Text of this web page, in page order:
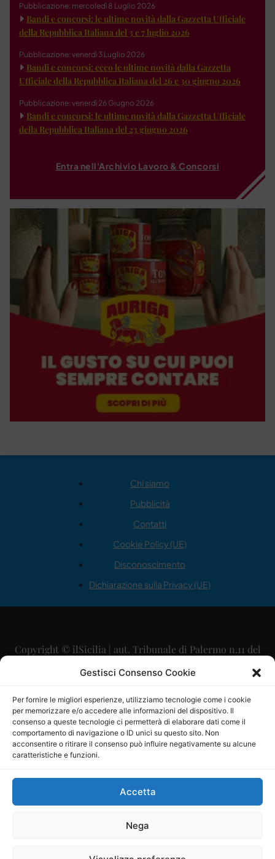
Gestisci Consenso Cookie
Per fornire le migliori esperienze, utilizziamo tecnologie come i cookie
per memorizzare e/o accedere alle informazioni del dispositivo. Il
consenso a queste tecnologie ci permetterà di elaborare dati come il
comportamento di navigazione o ID unici su questo sito. Non
acconsentire o ritirare il consenso può influire negativamente su alcune
caratteristiche e funzioni.
Accetta
Nega
Pubblicazione: mercoledì 8 Luglio 2026
Bandi e concorsi: le ultime novità dalla Gazzetta Ufficiale
della Repubblica Italiana del 3 e 7 luglio 2026
Pubblicazione: venerdì 3 Luglio 2026
Bandi e concorsi: ecco le ultime novità dalla Gazzetta
Ufficiale della Repubblica Italiana del 26 e 30 giugno 2026
Pubblicazione: venerdì 26 Giugno 2026
Bandi e concorsi: le ultime novità dalla Gazzetta Ufficiale
della Repubblica Italiana del 23 giugno 2026
Entra nell'Archivio Lavoro & Concorsi
Chi siamo
Pubblicità
Contatti
Cookie Policy (UE)
Disconoscimento
Dichiarazione sulla Privacy (UE)
Copyright © ilSicilia | aut. Tribunale di Palermo n.11 del
29/09/2015
Direttore Editoriale: Maurizio Scaglione
Direttore Responsabile: Maria Calabrese
P.IVA: 06334930820
Mercurio Comunicazione Società Cooperativa a r.l. è
iscritta al Registro degli Operatori di Comunicazione al